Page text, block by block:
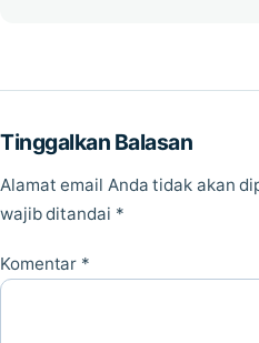
Tinggalkan Balasan
Alamat email Anda tidak akan
wajib ditandai *
Komentar *